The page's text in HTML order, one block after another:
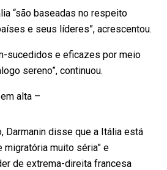
“são baseadas no respeito
e seus líderes”, acrescentou.
sucedidos e eficazes por meio
sereno”, continuou.
alta –
Darmanin disse que a Itália está
migratória muito séria” e
de extrema-direita francesa